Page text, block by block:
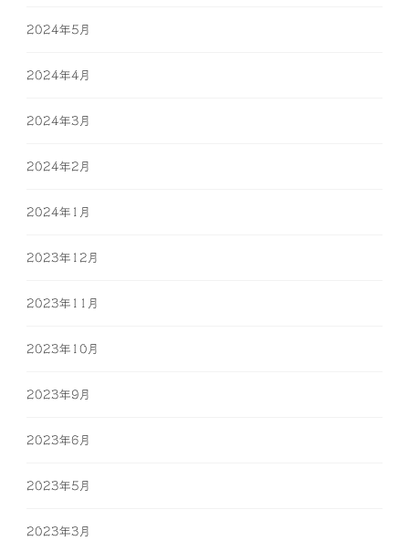
2024年5月
2024年4月
2024年3月
2024年2月
2024年1月
2023年12月
2023年11月
2023年10月
2023年9月
2023年6月
2023年5月
2023年3月